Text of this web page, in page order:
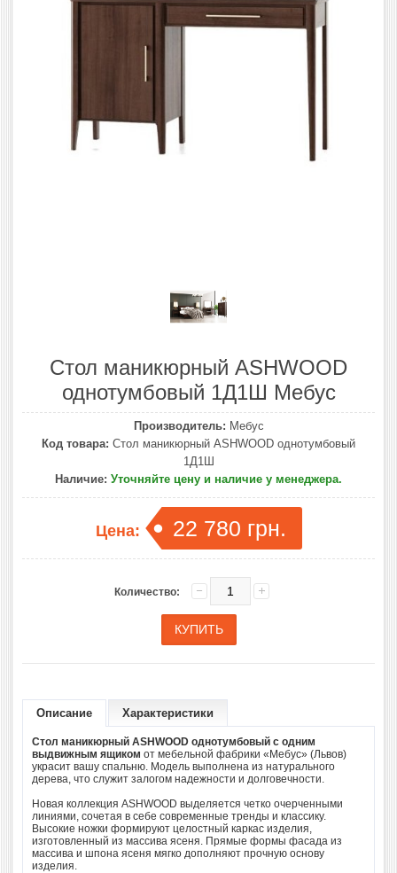
Стол маникюрный ASHWOOD
однотумбовый 1Д1Ш Мебус
Производитель: Мебус
Код товара: Стол маникюрный ASHWOOD однотумбовый
1Д1Ш
Наличие: Уточняйте цену и наличие у менеджера.
Цена: 22 780 грн.
Количество:
Описание Характеристики
Стол маникюрный ASHWOOD однотумбовый с одним
выдвижным ящиком от мебельной фабрики «Мебус» (Львов)
украсит вашу спальню. Модель выполнена из натурального
дерева, что служит залогом надежности и долговечности.
Новая коллекция ASHWOOD выделяется четко очерченными
линиями, сочетая в себе современные тренды и классику.
Высокие ножки формируют целостный каркас изделия,
изготовленный из массива ясеня. Прямые формы фасада из
массива и шпона ясеня мягко дополняют прочную основу
изделия.